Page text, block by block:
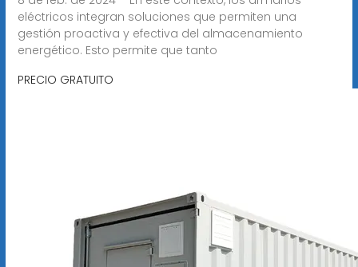
eléctricos integran soluciones que permiten una
gestión proactiva y efectiva del almacenamiento
energético. Esto permite que tanto
PRECIO GRATUITO